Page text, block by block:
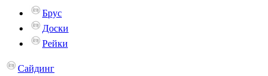
Брус
Доски
Рейки
Сайдинг